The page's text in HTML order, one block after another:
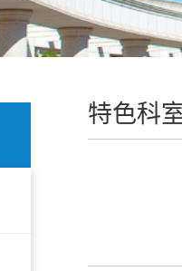
特色科